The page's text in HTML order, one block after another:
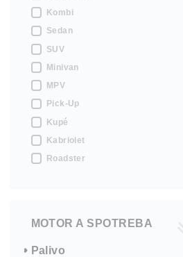
Kombi
Sedan
SUV
Minivan
MPV
Pick-Up
Kupé
Kabriolet
Roadster
MOTOR A SPOTREBA
Palivo